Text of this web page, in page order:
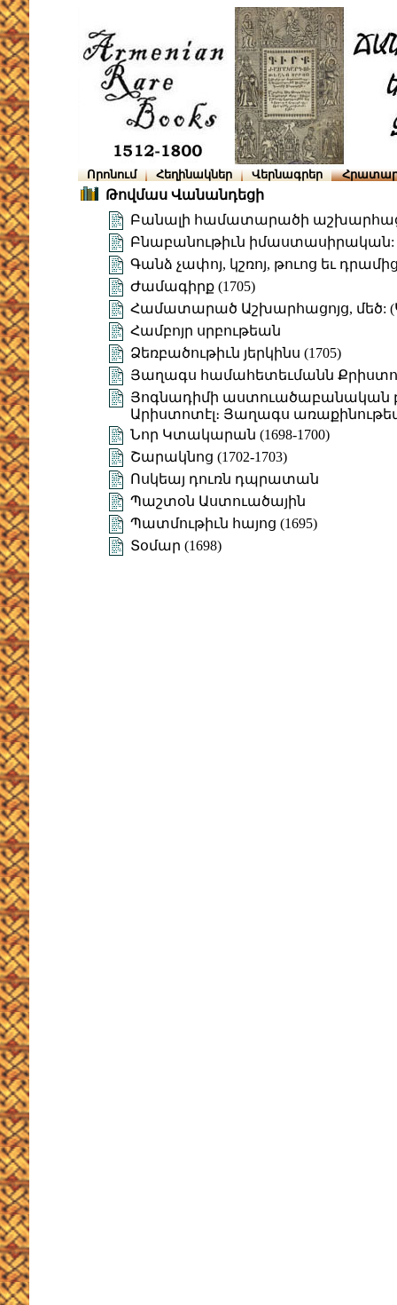
Որոնում Հեղինակներ Վերնագրեր
Թովմաս Վանանդեցի
Բանալի համատարածի
Բնաբանութիւն իմաստասիրական:
Գանձ չափոյ, կշռոյ, թուոց եւ
Ժամագիրք (1705)
Համատարած Աշխարհացոյց, մեծ:
Համբոյր սրբութեան
Ձեռբածութիւն յերկինս (1705)
Յաղագս համահետեւմանն
Յոգնադիմի աստուածաբանական
Արիստոտէլ։ Յաղագս
Նոր Կտակարան (1698-1700)
Շարակնոց (1702-1703)
Ոսկեայ դուռն դպրատան
Պաշտօն Աստուածային
Պատմութիւն հայոց (1695)
Տօմար (1698)